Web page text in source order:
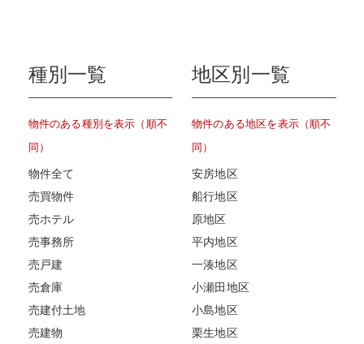
種別一覧
物件のある種別を表示（順不
同）
物件全て
売買物件
売ホテル
売事務所
売戸建
売倉庫
売建付土地
売建物
地区別一覧
物件のある地区を表示（順不
同）
安房地区
船行地区
原地区
平内地区
一湊地区
小瀬田地区
小島地区
栗生地区